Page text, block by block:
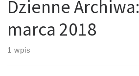
Dzienne Archiwa:
marca 2018
1 wpis